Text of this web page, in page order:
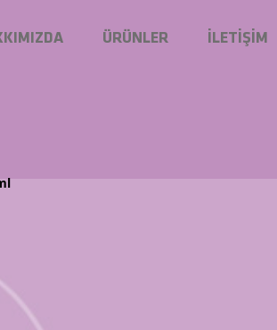
ÜRÜNLER İLETİŞİM